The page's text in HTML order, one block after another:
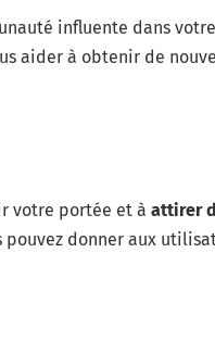
influente dans
aider à obtenir de
votre portée et à attirer
pouvez donner aux